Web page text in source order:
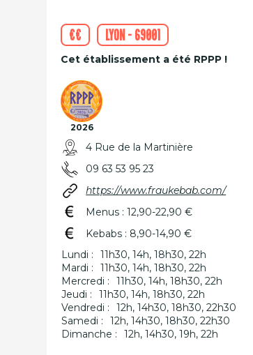
€€ Lyon - 69001
Cet établissement a été RPPP !
2026
4 Rue de la Martinière
09 63 53 95 23
https://www.fraukebab.com/
Menus : 12,90-22,90 €
Kebabs : 8,90-14,90 €
Lundi :
11h30, 14h, 18h30, 22h
Mardi :
11h30, 14h, 18h30, 22h
Mercredi :
11h30, 14h, 18h30, 22h
Jeudi :
11h30, 14h, 18h30, 22h
Vendredi :
12h, 14h30, 18h30, 22h30
Samedi :
12h, 14h30, 18h30, 22h30
Dimanche :
12h, 14h30, 19h, 22h